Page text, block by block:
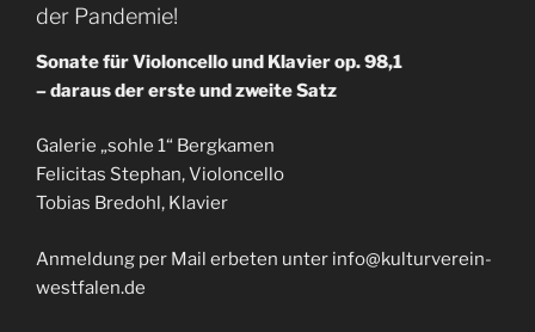
der Pandemie!
Sonate für Violoncello und Klavier op. 98,1
– daraus der erste und zweite Satz
Galerie „sohle 1“ Bergkamen
Felicitas Stephan, Violoncello
Tobias Bredohl, Klavier
Anmeldung per Mail erbeten unter info@kulturverein-
westfalen.de